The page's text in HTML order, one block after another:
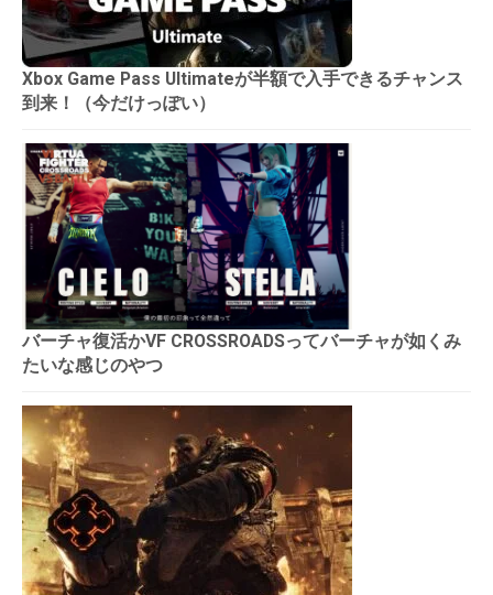
Xbox Game Pass Ultimateが半額で入手できるチャンス
到来！（今だけっぽい）
バーチャ復活かVF CROSSROADSってバーチャが如くみ
たいな感じのやつ